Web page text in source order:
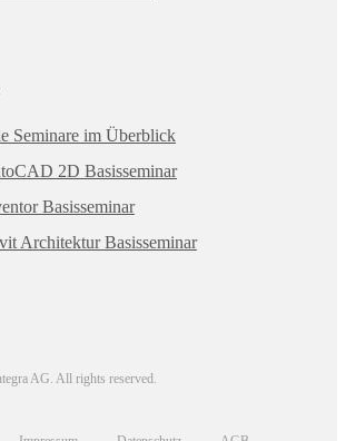
Seminare im Überblick
2D Basisseminar
Basisseminar
Architektur Basisseminar
AG. All rights reserved.